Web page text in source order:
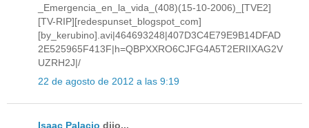
_Emergencia_en_la_vida_(408)(15-10-2006)_[TVE2]
[TV-RIP][redespunset_blogspot_com]
[by_kerubino].avi|464693248|407D3C4E79E9B14DFAD
2E525965F413F|h=QBPXXRO6CJFG4A5T2ERIIXAG2V
UZRH2J|/
22 de agosto de 2012 a las 9:19
Isaac Palacio dijo...